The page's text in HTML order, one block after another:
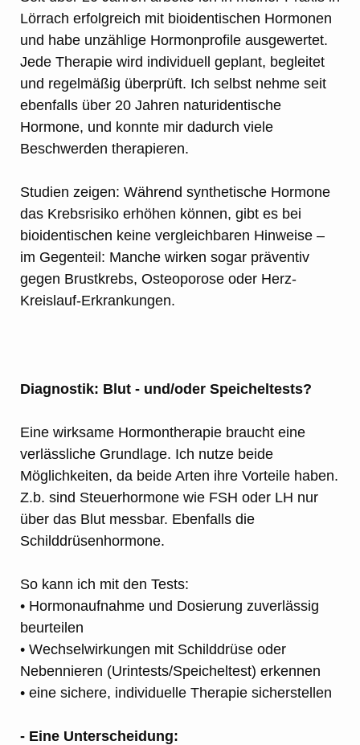
Lörrach erfolgreich mit bioidentischen Hormonen
und habe unzählige Hormonprofile ausgewertet.
Jede Therapie wird individuell geplant, begleitet
und regelmäßig überprüft. Ich selbst nehme seit
ebenfalls über 20 Jahren naturidentische
Hormone, und konnte mir dadurch viele
Beschwerden therapieren.
Studien zeigen: Während synthetische Hormone
das Krebsrisiko erhöhen können, gibt es bei
bioidentischen keine vergleichbaren Hinweise –
im Gegenteil: Manche wirken sogar präventiv
gegen Brustkrebs, Osteoporose oder Herz-
Kreislauf-Erkrankungen.
Diagnostik: Blut - und/oder Speicheltests?
Eine wirksame Hormontherapie braucht eine
verlässliche Grundlage. Ich nutze beide
Möglichkeiten, da beide Arten ihre Vorteile haben.
Z.b. sind Steuerhormone wie FSH oder LH nur
über das Blut messbar. Ebenfalls die
Schilddrüsenhormone.
So kann ich mit den Tests:
• Hormonaufnahme und Dosierung zuverlässig
beurteilen
• Wechselwirkungen mit Schilddrüse oder
Nebennieren (Urintests/Speicheltest) erkennen
• eine sichere, individuelle Therapie sicherstellen
- Eine Unterscheidung: